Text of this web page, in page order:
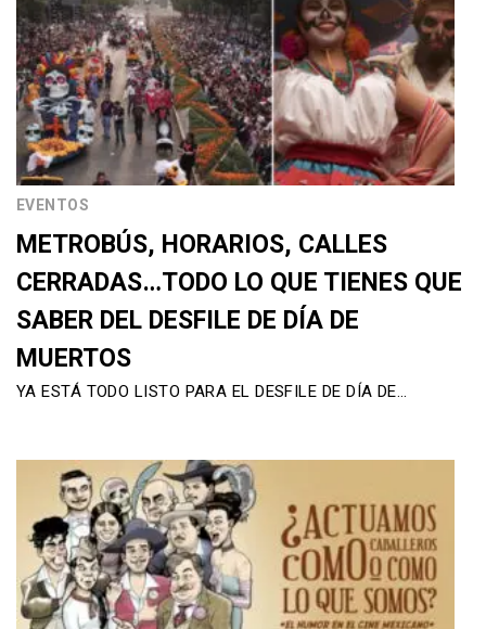
EVENTOS
METROBÚS, HORARIOS, CALLES
CERRADAS…TODO LO QUE TIENES QUE
SABER DEL DESFILE DE DÍA DE
MUERTOS
YA ESTÁ TODO LISTO PARA EL DESFILE DE DÍA DE…